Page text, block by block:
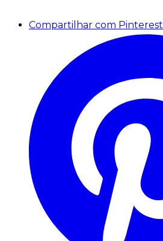
Compartilhar com Pinterest